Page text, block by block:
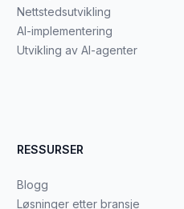
Nettstedsutvikling
AI-implementering
Utvikling av AI-agenter
RESSURSER
Blogg
Løsninger etter bransje